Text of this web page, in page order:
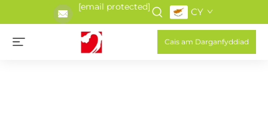
[email protected] CY
Cais am Darganfyddiad